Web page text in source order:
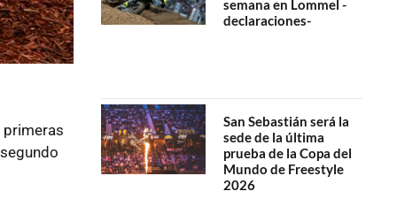
primeras
semana en Lommel -
declaraciones-
San Sebastián será la
sede de la última
prueba de la Copa del
Mundo de Freestyle
2026